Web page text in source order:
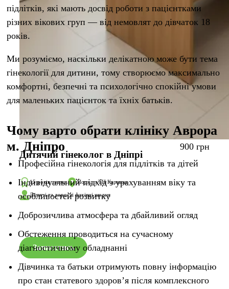
Дитячий гінеколог в Дніпрі
900 грн
15 років з вами Поряд з ТЦ Караван
Дитячі та дорослі фахівці щодня
Записатись
підлітків, які мають досвід роботи з пацієнтками
різних вікових груп — від немовлят до дівчаток 18
років.
Ми розуміємо, наскільки делікатною може бути тема
гінекології для дитини, тому створюємо максимально
комфортні, безпечні та психологічно спокійні умови
для маленьких пацієнток та їхніх батьків.
Чому варто обрати клініку Аврора
м. Дніпро
Професійна гінекологія для підлітків та дітей
Індивідуальний підхід з урахуванням віку та
особливостей розвитку
Доброзичлива атмосфера та дбайливий огляд
Обстеження проводиться на сучасному
діагностичному обладнанні
Дівчинка та батьки отримують повну інформацію
про стан статевого здоров’я після комплексного